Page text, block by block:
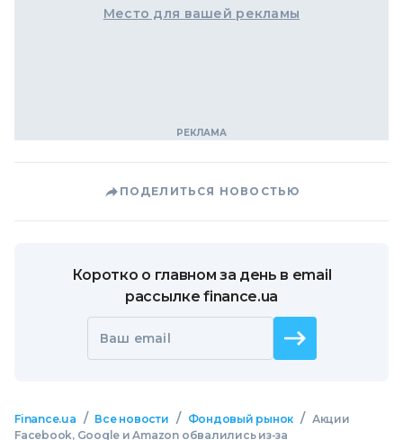
Место для вашей рекламы
ПОДЕЛИТЬСЯ НОВОСТЬЮ
Коротко о главном за день в email
рассылке finance.ua
Ваш email
Finance.ua / Все новости / Фондовый рынок / Акции
Facebook, Google и Amazon обвалились из-за